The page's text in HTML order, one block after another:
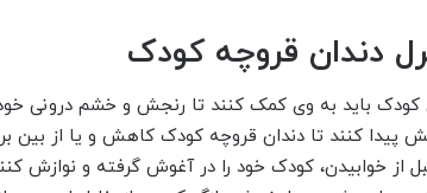
دندان قروچه کودک
کودک باید به وی کمک کنند تا رنجش و خشم درونی
پیدا کنند تا دندان قروچه کودک کاهش و یا از بین
از خوابیدن، کودک خود را در آغوش گرفته و نوازش